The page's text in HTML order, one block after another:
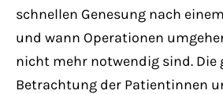
schnellen Genesung nach
und wann Operationen
nicht mehr notwendig sind. Die
Betrachtung der Patientinnen